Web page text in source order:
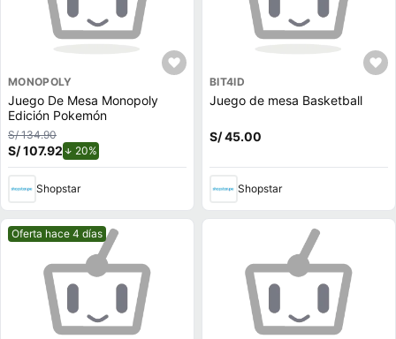
MONOPOLY
Juego De Mesa Monopoly
Edición Pokemón
S/ 134.90
S/ 107.92 20%
Shopstar
BIT4ID
Juego de mesa Basketball
S/ 45.00
Shopstar
Mejor precio.
Oferta hace 4 días